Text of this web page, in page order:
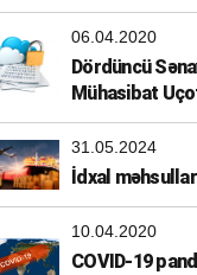
06.04.2020
Dördüncü
Mühasibat
31.05.2024
İdxal
10.04.2020
COVID-19